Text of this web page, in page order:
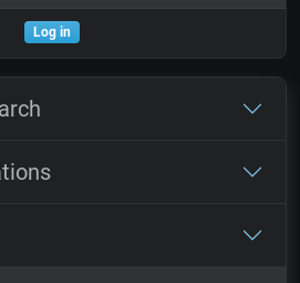
Log in